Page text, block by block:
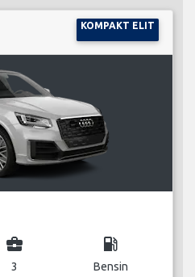
KOMPAKT ELIT
business_center
3
local_gas_station
Bensin